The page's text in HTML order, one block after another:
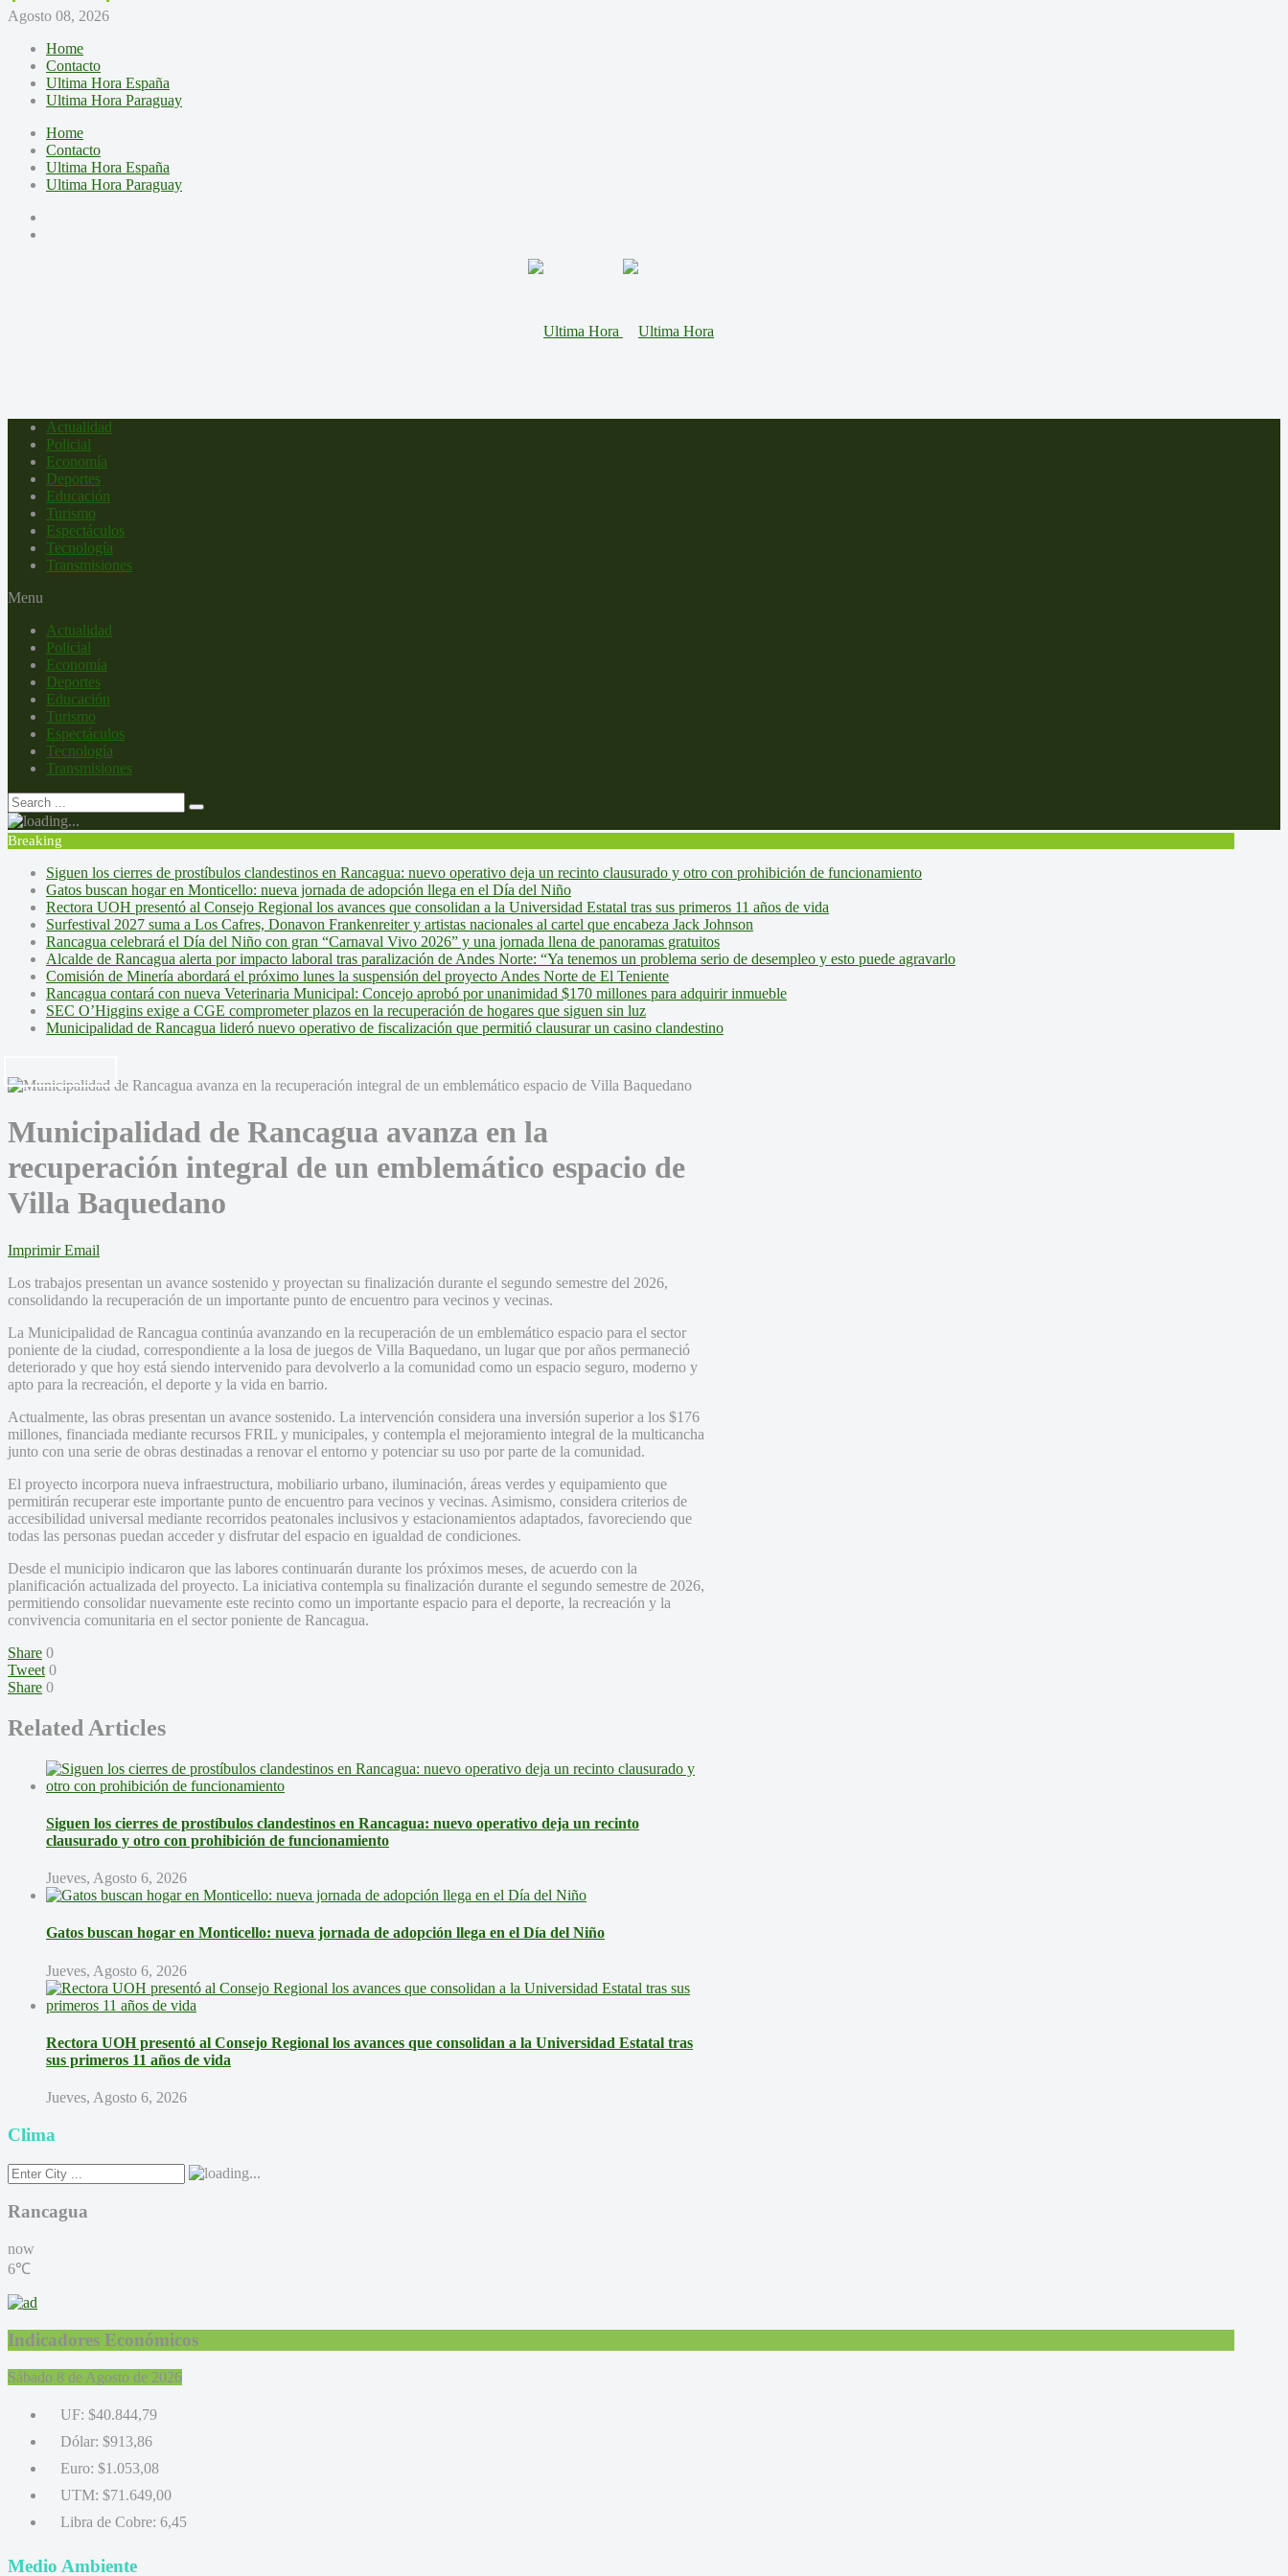
Agosto 08, 2026
Home
Contacto
Ultima Hora España
Ultima Hora Paraguay
Home
Contacto
Ultima Hora España
Ultima Hora Paraguay
Actualidad
Policial
Economía
Deportes
Educación
Turismo
Espectáculos
Tecnología
Transmisiones
Menu
Actualidad
Policial
Economía
Deportes
Educación
Turismo
Espectáculos
Tecnología
Transmisiones
Breaking
Siguen los cierres de prostíbulos clandestinos en Rancagua: nuevo operativo deja un recinto clausurado y otro con prohibición de funcionamiento
Gatos buscan hogar en Monticello: nueva jornada de adopción llega en el Día del Niño
Rectora UOH presentó al Consejo Regional los avances que consolidan a la Universidad Estatal tras sus primeros 11 años de vida
Surfestival 2027 suma a Los Cafres, Donavon Frankenreiter y artistas nacionales al cartel que encabeza Jack Johnson
Rancagua celebrará el Día del Niño con gran “Carnaval Vivo 2026” y una jornada llena de panoramas gratuitos
Alcalde de Rancagua alerta por impacto laboral tras paralización de Andes Norte: “Ya tenemos un problema serio de desempleo y esto puede agravarlo
Comisión de Minería abordará el próximo lunes la suspensión del proyecto Andes Norte de El Teniente
Rancagua contará con nueva Veterinaria Municipal: Concejo aprobó por unanimidad $170 millones para adquirir inmueble
SEC O’Higgins exige a CGE comprometer plazos en la recuperación de hogares que siguen sin luz
Municipalidad de Rancagua lideró nuevo operativo de fiscalización que permitió clausurar un casino clandestino
Municipalidad de Rancagua avanza en la
recuperación integral de un emblemático espacio de
Villa Baquedano
Imprimir Email
Los trabajos presentan un avance sostenido y proyectan su finalización durante el segundo semestre del 2026,
consolidando la recuperación de un importante punto de encuentro para vecinos y vecinas.
La Municipalidad de Rancagua continúa avanzando en la recuperación de un emblemático espacio para el sector
poniente de la ciudad, correspondiente a la losa de juegos de Villa Baquedano, un lugar que por años permaneció
deteriorado y que hoy está siendo intervenido para devolverlo a la comunidad como un espacio seguro, moderno y
apto para la recreación, el deporte y la vida en barrio.
Actualmente, las obras presentan un avance sostenido. La intervención considera una inversión superior a los $176
millones, financiada mediante recursos FRIL y municipales, y contempla el mejoramiento integral de la multicancha
junto con una serie de obras destinadas a renovar el entorno y potenciar su uso por parte de la comunidad.
El proyecto incorpora nueva infraestructura, mobiliario urbano, iluminación, áreas verdes y equipamiento que
permitirán recuperar este importante punto de encuentro para vecinos y vecinas. Asimismo, considera criterios de
accesibilidad universal mediante recorridos peatonales inclusivos y estacionamientos adaptados, favoreciendo que
todas las personas puedan acceder y disfrutar del espacio en igualdad de condiciones.
Desde el municipio indicaron que las labores continuarán durante los próximos meses, de acuerdo con la
planificación actualizada del proyecto. La iniciativa contempla su finalización durante el segundo semestre de 2026,
permitiendo consolidar nuevamente este recinto como un importante espacio para el deporte, la recreación y la
convivencia comunitaria en el sector poniente de Rancagua.
Share 0
Tweet 0
Share 0
Related Articles
Siguen los cierres de prostíbulos clandestinos en Rancagua: nuevo operativo deja un recinto
clausurado y otro con prohibición de funcionamiento
Jueves, Agosto 6, 2026
Gatos buscan hogar en Monticello: nueva jornada de adopción llega en el Día del Niño
Jueves, Agosto 6, 2026
Rectora UOH presentó al Consejo Regional los avances que consolidan a la Universidad Estatal tras
sus primeros 11 años de vida
Jueves, Agosto 6, 2026
Clima
Rancagua
now
6℃
Indicadores Económicos
Sábado 8 de Agosto de 2026
UF: $40.844,79
Dólar: $913,86
Euro: $1.053,08
UTM: $71.649,00
Libra de Cobre: 6,45
Medio Ambiente